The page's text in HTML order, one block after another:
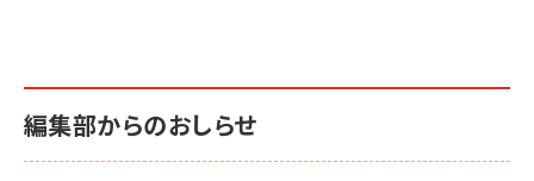
編集部からのおしらせ